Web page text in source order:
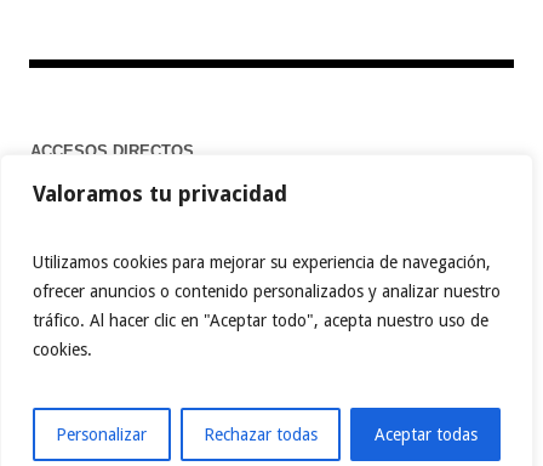
Valoramos tu privacidad
Utilizamos cookies para mejorar su experiencia de navegación,
ofrecer anuncios o contenido personalizados y analizar nuestro
tráfico. Al hacer clic en "Aceptar todo", acepta nuestro uso de
cookies.
Personalizar Rechazar todas Aceptar todas
ACCESOS DIRECTOS
Home
YOUTUBE ABOUT.ME LINKTREE
ReporteAmbiental © 2023 / Todos los derechos reservados